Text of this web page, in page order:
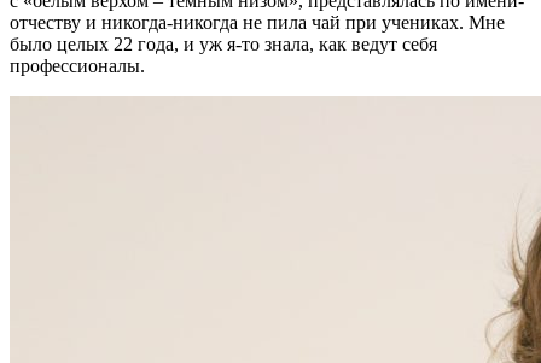
отчеству и никогда-никогда не пила чай при учениках. Мне
было целых 22 года, и уж я-то знала, как ведут себя
профессионалы.